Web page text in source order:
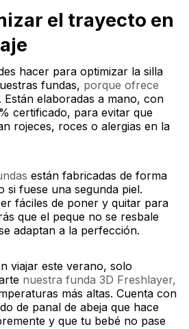
el trayecto en
hacer para optimizar la silla
fundas, porque ofrece
. Están elaboradas a mano, con
certificado, para evitar que
rojeces, roces o alergias en la
están fabricadas de forma
si fuese una segunda piel.
fáciles de poner y quitar para
que el peque no se resbale
adaptan a la perfección.
viajar este verano, solo
nuestra funda 3D Freshlayer,
más altas. Cuenta con
de panal de abeja que hace
y que tu bebé no pase